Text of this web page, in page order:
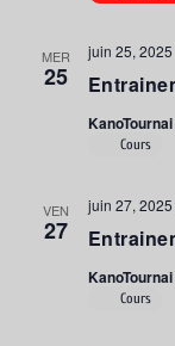
MER
25
juin 25,
KanoTournai
Cours
VEN
27
juin 27,
KanoTournai
Cours